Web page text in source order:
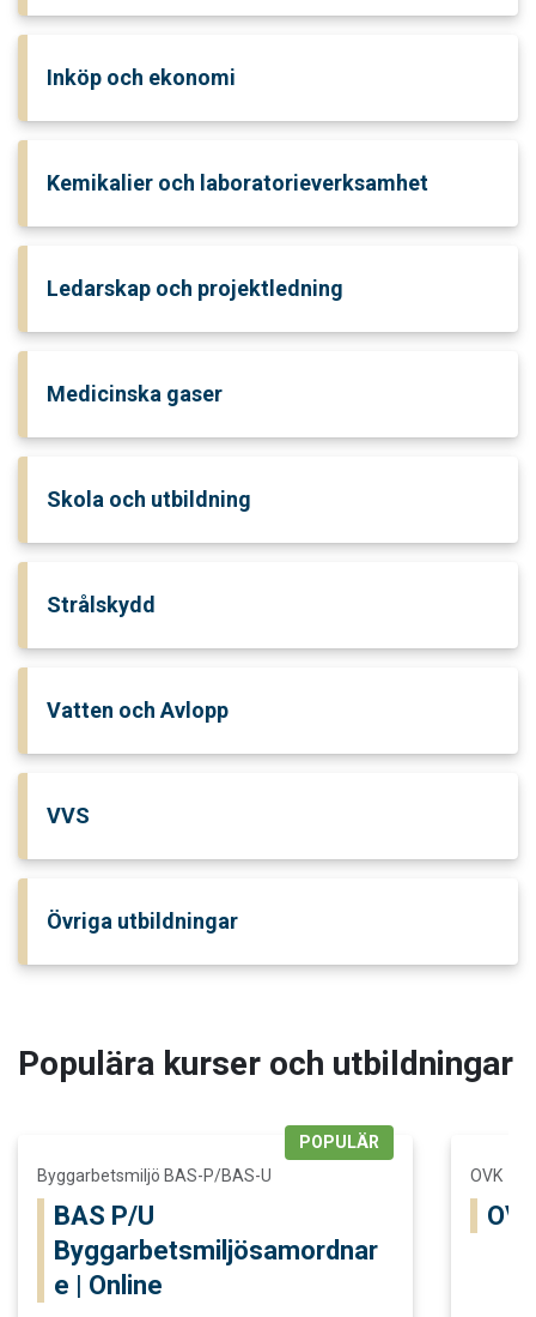
Inköp och ekonomi
Kemikalier och laboratorieverksamhet
Ledarskap och projektledning
Medicinska gaser
Skola och utbildning
Strålskydd
Vatten och Avlopp
VVS
Övriga utbildningar
Populära kurser och utbildningar
Läs mer och boka BAS P/U Byggarbetsmiljösamordnare |
POPULÄR
Byggarbetsmiljö BAS-P/BAS-U
BAS P/U
Byggarbetsmiljösamordnar
e | Online
OVK